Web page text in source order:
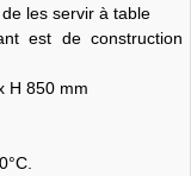
les servir à table
est de construction
H 850 mm